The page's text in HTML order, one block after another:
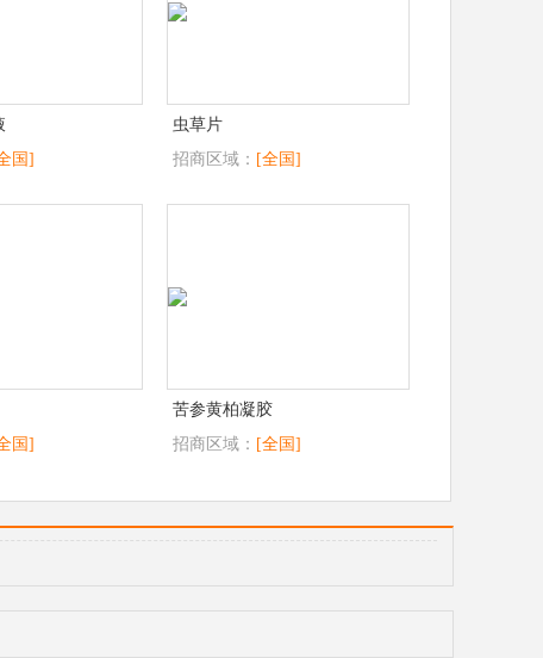
国]
虫草片
招商区域： [全国]
国]
苦参黄柏凝胶
招商区域： [全国]